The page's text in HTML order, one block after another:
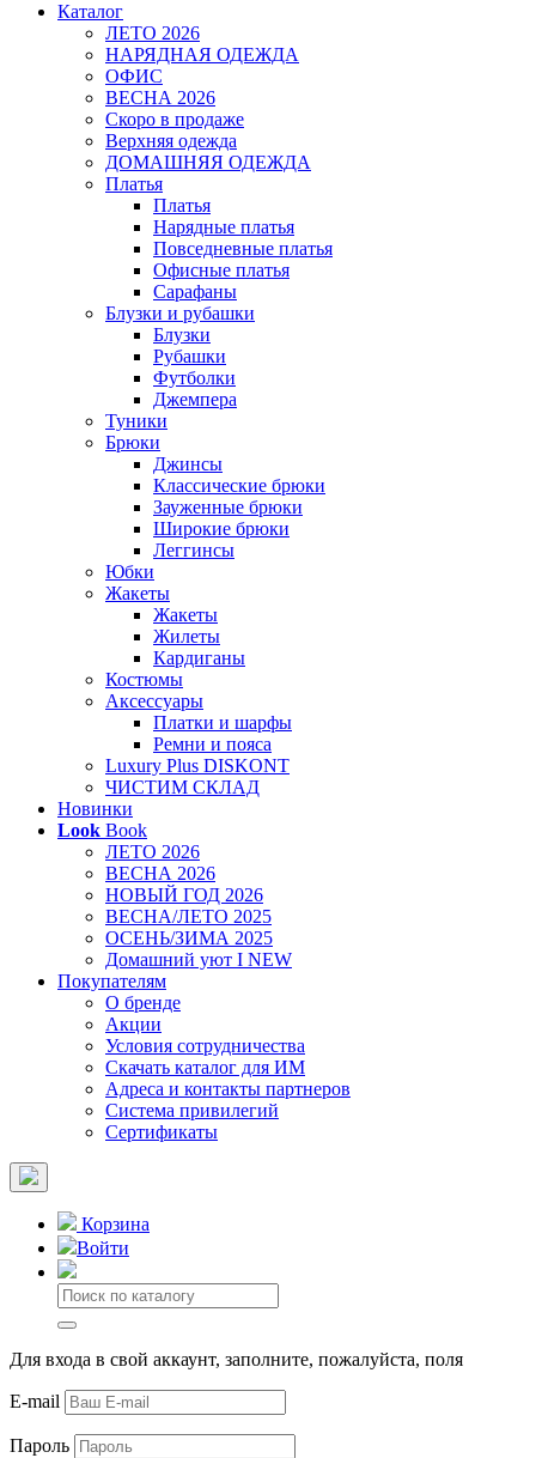
Каталог
ЛЕТО 2026
НАРЯДНАЯ ОДЕЖДА
ОФИС
ВЕСНА 2026
Скоро в продаже
Верхняя одежда
ДОМАШНЯЯ ОДЕЖДА
Платья
Платья
Нарядные платья
Повседневные платья
Офисные платья
Сарафаны
Блузки и рубашки
Блузки
Рубашки
Футболки
Джемпера
Туники
Брюки
Джинсы
Классические брюки
Зауженные брюки
Широкие брюки
Леггинсы
Юбки
Жакеты
Жакеты
Жилеты
Кардиганы
Костюмы
Аксессуары
Платки и шарфы
Ремни и пояса
Luxury Plus DISKONT
ЧИСТИМ СКЛАД
Новинки
Look Book
ЛЕТО 2026
ВЕСНА 2026
НОВЫЙ ГОД 2026
ВЕСНА/ЛЕТО 2025
ОСЕНЬ/ЗИМА 2025
Домашний уют I NEW
Покупателям
О бренде
Акции
Условия сотрудничества
Скачать каталог для ИМ
Адреса и контакты партнеров
Система привилегий
Сертификаты
Корзина
Войти
Для входа в свой аккаунт, заполните, пожалуйста, поля
E-mail
Пароль